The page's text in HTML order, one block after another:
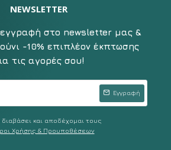
NEWSLETTER
στο newsletter μας &
-10% επιπλέον έκπτωσης
τις αγορές σου!
Εγγραφή
και αποδέχομαι τους
Χρήσης & Προυποθέσεων